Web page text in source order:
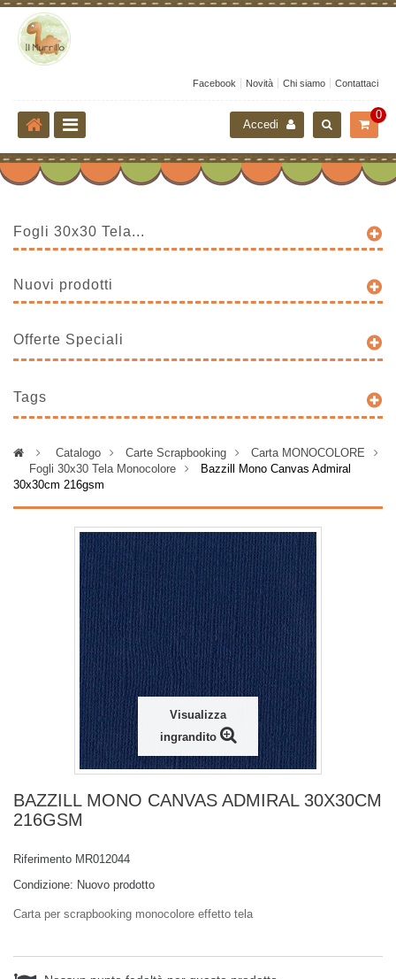
Facebook Novità Chi siamo Contattaci
0
Accedi
Fogli 30x30 Tela...
Nuovi prodotti
Offerte Speciali
Tags
> Catalogo > Carte Scrapbooking >
Carta MONOCOLORE
Fogli 30x30 Tela Monocolore >
Bazzill Mono Canvas Admiral
30x30cm 216gsm
Visualizza
ingrandito
BAZZILL MONO CANVAS ADMIRAL 30X30CM
216GSM
Riferimento MR012044
Condizione: Nuovo prodotto
Carta per scrapbooking monocolore effetto tela